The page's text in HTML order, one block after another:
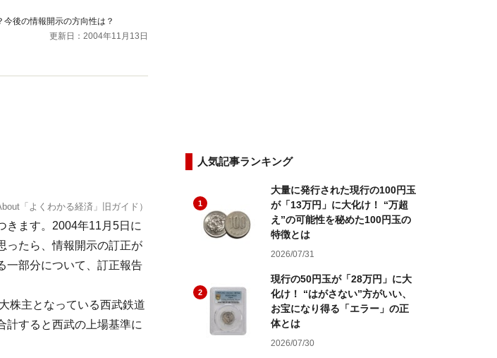
後の情報開示の方向性は？
更新日：2004年11月13日
「よくわかる経済」旧ガイド）
きます。2004年11月5日に
ったら、情報開示の訂正が
一部分について、訂正報告
株主となっている西武鉄道
計すると西武の上場基準に
人気記事ランキング
1
大量に発行された現行の100円玉
が「13万円」に大化け！ “万超
え”の可能性を秘めた100円玉の
特徴とは
2026/07/31
2
現行の50円玉が「28万円」に大
化け！ “はがさない”方がいい、
お宝になり得る「エラー」の正
体とは
2026/07/30